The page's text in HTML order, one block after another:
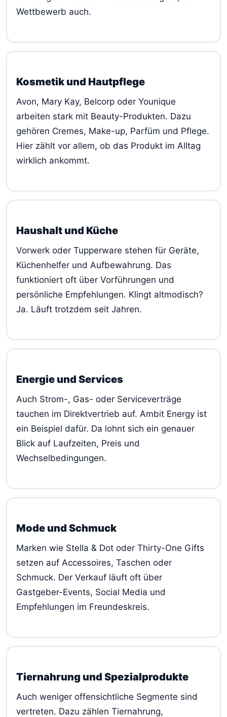
Wettbewerb auch.
Kosmetik und Hautpflege
Avon, Mary Kay, Belcorp oder Younique
arbeiten stark mit Beauty-Produkten. Dazu
gehören Cremes, Make-up, Parfüm und Pflege.
Hier zählt vor allem, ob das Produkt im Alltag
wirklich ankommt.
Haushalt und Küche
Vorwerk oder Tupperware stehen für Geräte,
Küchenhelfer und Aufbewahrung. Das
funktioniert oft über Vorführungen und
persönliche Empfehlungen. Klingt altmodisch?
Ja. Läuft trotzdem seit Jahren.
Energie und Services
Auch Strom-, Gas- oder Serviceverträge
tauchen im Direktvertrieb auf. Ambit Energy ist
ein Beispiel dafür. Da lohnt sich ein genauer
Blick auf Laufzeiten, Preis und
Wechselbedingungen.
Mode und Schmuck
Marken wie Stella & Dot oder Thirty-One Gifts
setzen auf Accessoires, Taschen oder
Schmuck. Der Verkauf läuft oft über
Gastgeber-Events, Social Media und
Empfehlungen im Freundeskreis.
Tiernahrung und Spezialprodukte
Auch weniger offensichtliche Segmente sind
vertreten. Dazu zählen Tiernahrung,